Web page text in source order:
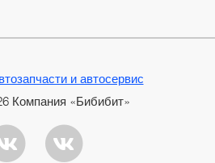
и автосервис
Компания «Бибибит»